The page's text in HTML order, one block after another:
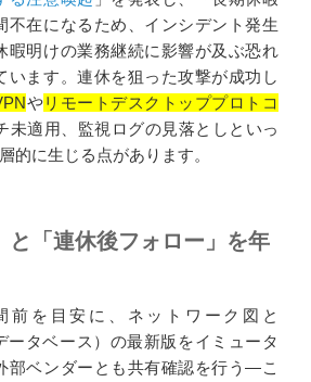
不在になるため、インシデント発生
暇明けの業務継続に影響が及ぶ恐れ
います。連休を狙った攻撃が成功し
やリモートデスクトッププロトコ
未適用、監視ログの見落としといっ
的に生じる点があります。
と「連休後フォロー」を年
前を目安に、ネットワーク図と
ータベース）の最新版をイミュータ
部ベンダーとも共有確認を行う—こ